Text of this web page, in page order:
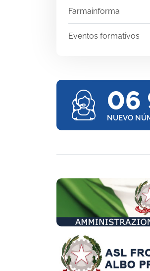
Farmainforma
Eventos formativos
06
NUEVO